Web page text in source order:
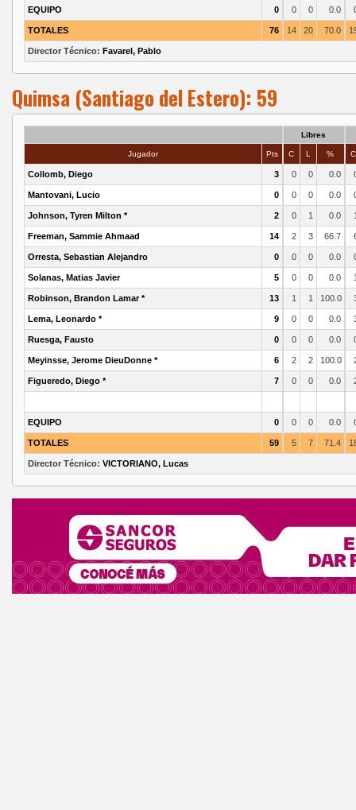
EQUIPO 0 0 0 0.0
TOTALES 76 14 20 70.0
Director Técnico: Favarel, Pablo
Quimsa (Santiago del Estero): 59
Libres
Jugador Pts C L % C
Collomb, Diego 3 0 0 0.0
Mantovani, Lucio 0 0 0 0.0
Johnson, Tyren Milton * 2 0 1 0.0
Freeman, Sammie Ahmaad 14 2 3 66.7
Orresta, Sebastian Alejandro 0 0 0 0.0
Solanas, Matias Javier 5 0 0 0.0
Robinson, Brandon Lamar * 13 1 1 100.0
Lema, Leonardo * 9 0 0 0.0
Ruesga, Fausto 0 0 0 0.0
Meyinsse, Jerome DieuDonne * 6 2 2 100.0
Figueredo, Diego * 7 0 0 0.0
EQUIPO 0 0 0 0.0
TOTALES 59 5 7 71.4
Director Técnico: VICTORIANO, Lucas